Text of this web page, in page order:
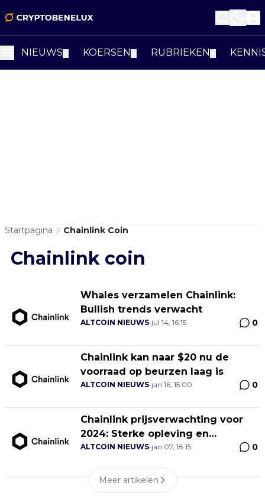
NIEUWS KOERSEN RUBRIEKEN
Startpagina Chainlink Coin
Chainlink coin
Whales verzamelen Chainlink:
Bullish trends verwacht
ALTCOIN NIEUWS•jul 14, 16:15 0
Chainlink kan naar $20 nu de
voorraad op beurzen laag is
ALTCOIN NIEUWS•jan 16, 15:00 0
Chainlink prijsverwachting voor
2024: Sterke opleving en
verwachte stijging van 65%
ALTCOIN NIEUWS•jan 07, 18:15 0
Meer artikelen